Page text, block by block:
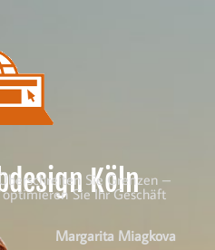
Köln
Überschreiten Sie Grenzen –
optimieren Sie Ihr Geschäft
Margarita Miagkova